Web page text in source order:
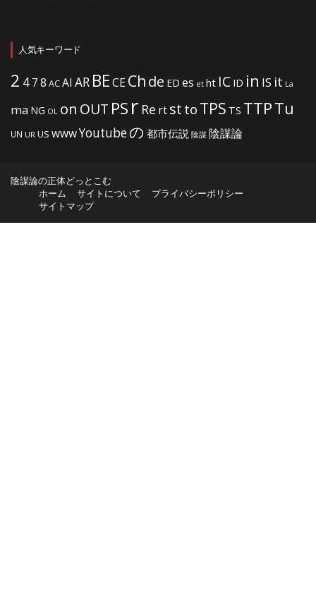
人気キーワード
2 478 ACAI AR BECE Chde ED es et ht IC ID in IS it La
ma NG OL on OUT PSr Re rtsttoTPS TS TTPTu
UN UR US wwwYoutubeの 都市伝説 陰謀 陰謀論
陰謀論の正体どっとこむ
ホーム
サイトについて
プライバシーポリシー
サイトマップ